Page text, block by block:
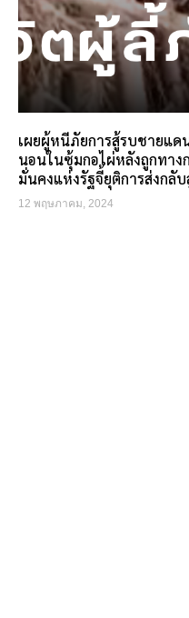
เผยผู้หนีภัยการสู้รบชายแ
นอนในซุ้มกอไผ่หลังถูกทาง
มั่นคงแห่งรัฐจี้ยุติการส่งกลั
12 พฤษภาคม, 2024